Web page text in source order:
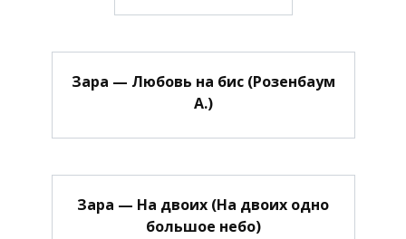
Зара — Любовь на бис (Розенбаум
А.)
Зара — На двоих (На двоих одно
большое небо)